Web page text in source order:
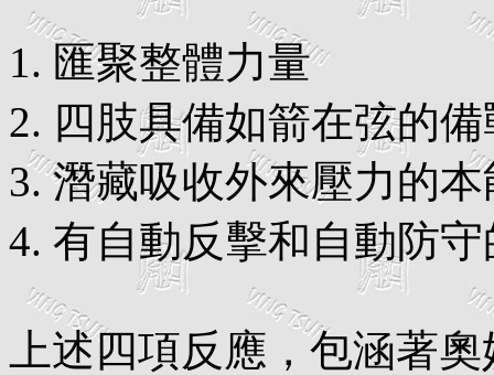
1. 匯聚整體力量
2. 四肢具備如箭在弦的
3. 潛藏吸收外來壓力的
4. 有自動反擊和自動防
上述四項反應，包涵著